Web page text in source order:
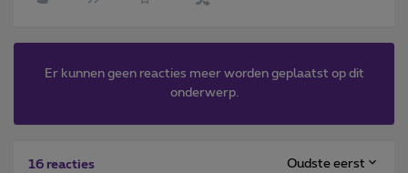
Er kunnen geen reacties meer worden geplaatst op dit
onderwerp.
16 reacties Oudste eerst